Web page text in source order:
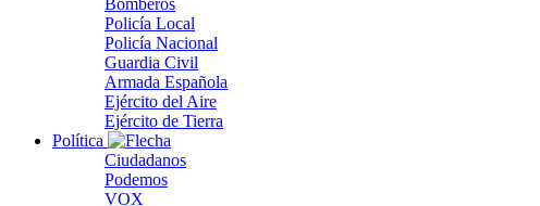
Bomberos
Policía Local
Policía Nacional
Guardia Civil
Armada Española
Ejército del Aire
Ejército de Tierra
Política
Ciudadanos
Podemos
VOX